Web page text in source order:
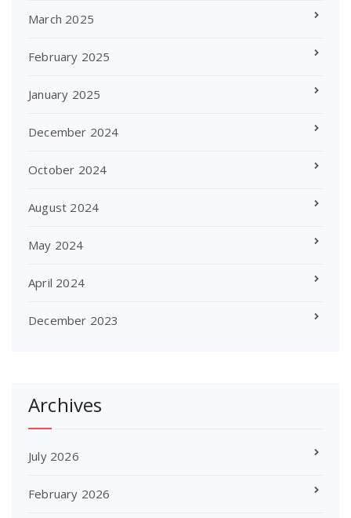
March 2025
February 2025
January 2025
December 2024
October 2024
August 2024
May 2024
April 2024
December 2023
Archives
July 2026
February 2026